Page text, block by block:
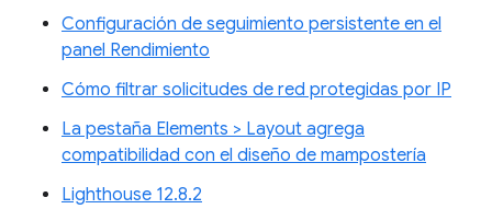
Configuración de seguimiento persistente en el
panel Rendimiento
Cómo filtrar solicitudes de red protegidas por IP
La pestaña Elements > Layout agrega
compatibilidad con el diseño de mampostería
Lighthouse 12.8.2